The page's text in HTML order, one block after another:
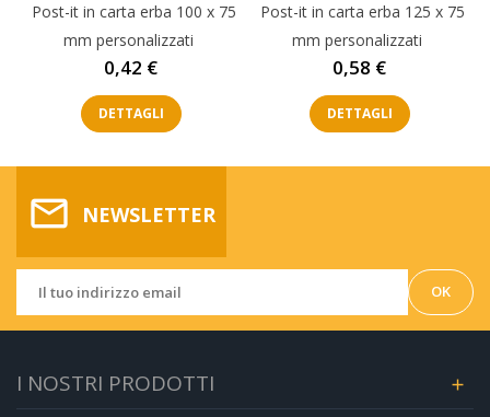
Post-it in carta erba 100 x 75
mm personalizzati
Prezzo
0,42 €
DETTAGLI
Post-it in carta erba 125 x 75
mm personalizzati
Prezzo
0,58 €
DETTAGLI
mail_outline NEWSLETTER
I NOSTRI PRODOTTI 